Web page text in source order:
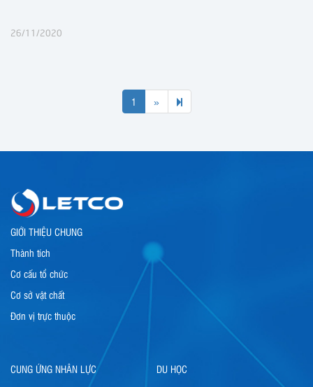
26/11/2020
1 »Next
page
2
GIỚI THIỆU CHUNG
Thành tích
Cơ cấu tổ chức
Cơ sở vật chất
Đơn vị trực thuộc
CUNG ỨNG NHÂN LỰC
DU HỌC